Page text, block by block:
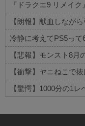
【朗報】献血しなが
【驚愕】1000分の1